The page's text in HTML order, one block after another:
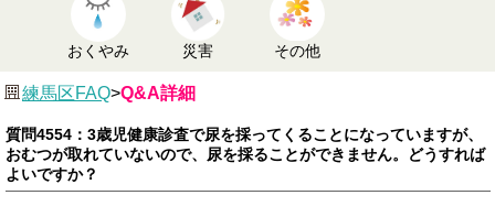
おくやみ 災害 その他
練馬区FAQ>Q&A詳細
質問4554：3歳児健康診査で尿を採ってくることになっていますが、
おむつが取れていないので、尿を採ることができません。どうすれば
よいですか？